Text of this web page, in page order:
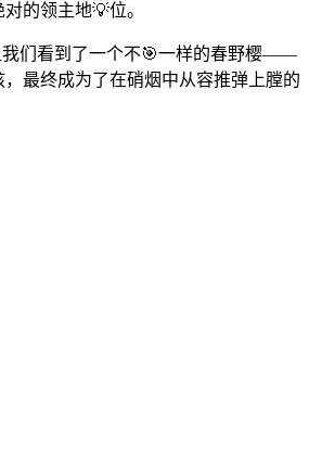
的领主地💡位。
我们看到了一个不🎯一样的春野樱——
最终成为了在硝烟中从容推弹上膛的